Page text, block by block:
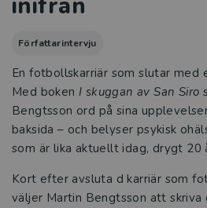
Författarintervju
En fotbollskarriär som slutar med
Med boken I skuggan av San Siro
Bengtsson ord på sina
baksida – och belyser psykisk
som är lika aktuellt idag, drygt 20
Kort efter avsluta d karriär som
väljer Martin Bengtsson att